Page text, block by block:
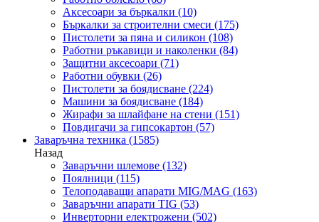
Аксесоари за бъркалки (10)
Бъркалки за строителни смеси (175)
Пистолети за пяна и силикон (108)
Работни ръкавици и наколенки (84)
Защитни аксесоари (71)
Работни обувки (26)
Пистолети за боядисване (224)
Машини за боядисване (184)
Жирафи за шлайфане на стени (151)
Повдигачи за гипсокартон (57)
Заваръчна техника (1585)
Назад
Заваръчни шлемове (132)
Поялници (115)
Телоподаващи апарати MIG/MAG (163)
Заваръчни апарати TIG (53)
Инверторни електрожени (502)